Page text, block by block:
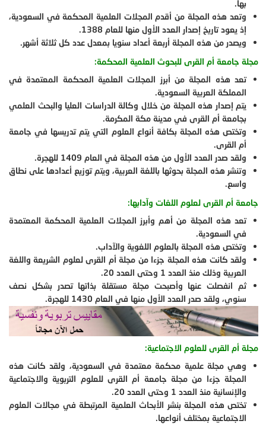
بها.
وتعد هذه المجلة من أقدم المجلات العلمية المحكمة في السعودية،
إذ يعود تاريخ إصدار العدد الأول منها للعام 1388.
ويصدر من هذه المجلة أربعة أعداد سنويا بمعدل عدد كل ثلاثة أشهر.
مجلة جامعة أم القرى للبحوث العلمية المحكمة:
تعد هذه المجلة من أبرز المجلات العلمية المحكمة المعتمدة في
المملكة العربية السعودية.
يتم إصدار هذه المجلة من خلال وكالة الدراسات العليا والبحث العلمي
بجامعة أم القرى في مدينة مكة المكرمة.
وتختص هذه المجلة بكافة أنواع العلوم التي يتم تدريسها في جامعة
أم القرى.
ولقد صدر العدد الأول من هذه المجلة في العام 1409 للهجرة.
وتنشر هذه المجلة بحوثها باللغة العربية، ويتم توزيع أعدادها على نطاق
واسع.
جامعة أم القرى لعلوم اللغات وآدابها:
تعد هذه المجلة من أهم وأبرز المجلات العلمية المحكمة المعتمدة
في السعودية.
وتختص هذه المجلة بالعلوم اللغوية والآداب.
ولقد كانت هذه المجلة جزءا من مجلة أم القرى لعلوم الشريعة واللغة
العربية وذلك منذ العدد 1 وحتى العدد 20.
ثم انفصلت عنها وأصبحت مجلة مستقلة بذاتها تصدر بشكل نصف
سنوي، ولقد صدر العدد الأول منها في العام 1430 للهجرة.
مجلة أم القرى للعلوم الاجتماعية:
وهي مجلة علمية محكمة معتمدة في السعودية، ولقد كانت هذه
المجلة جزءا من مجلة جامعة أم القرى للعلوم التربوية والاجتماعية
والإنسانية منذ العدد 1 وحتى العدد 20.
تختص هذه المجلة بنشر الأبحاث العلمية المرتبطة في مجالات العلوم
الاجتماعية بمختلف أنواعها.